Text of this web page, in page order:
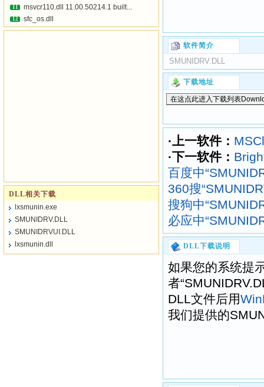
软件简介
SMUNIDRV.DLL
下载地址
·上一软件：
·下一软件：
百度中
360搜
搜狗中
必应中
DLL下载说明
如果您的系统提
者
DLL文件后用
我们提供的
11 msvcr110.dll 11.00.50214.1 built...
12 sfc_os.dll
DLL相关下载
lxsmunin.exe
SMUNIDRV.DLL
SMUNIDRVUI.DLL
lxsmunin.dll